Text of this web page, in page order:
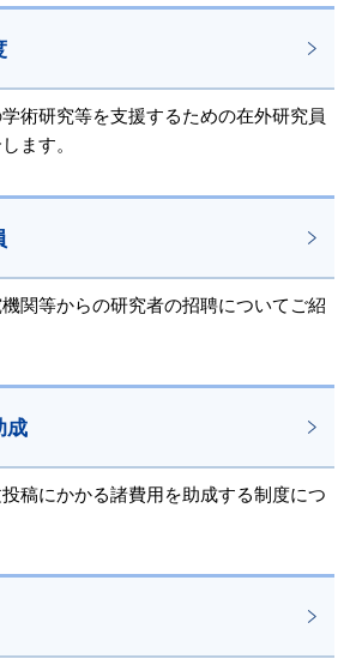
術研究等を支援するための在外研究員
ます。
関等からの研究者の招聘についてご紹
成
稿にかかる諸費用を助成する制度につ